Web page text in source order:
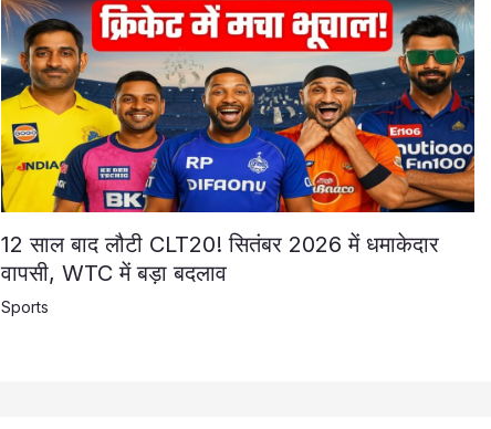
12 साल बाद लौटी CLT20! सितंबर 2026 में धमाकेदार
वापसी, WTC में बड़ा बदलाव
Sports